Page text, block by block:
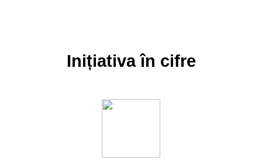
Inițiativa în cifre